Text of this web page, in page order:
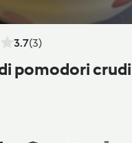
3.7(3)
pomodori crudi